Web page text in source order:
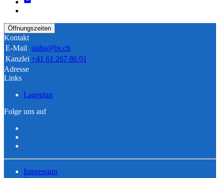
Öffnungszeiten
Kontakt
E-Mail stabs@bs.ch
Kanzlei +41 61 267 86 01
Adresse
Links
Lageplan
Folge uns auf
Impressum